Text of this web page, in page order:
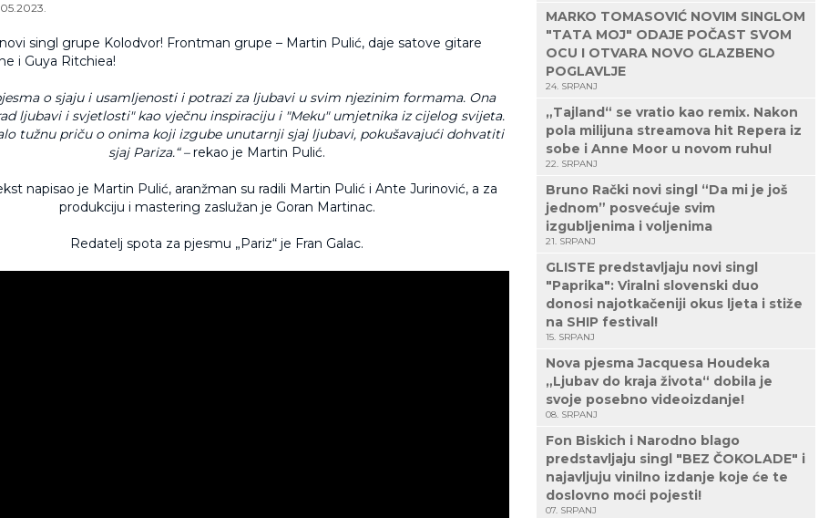
o sjaju i usamljenosti i potrazi za ljubavi u svim njezinim formama. Ona
ljubavi i svjetlosti" kao vječnu inspiraciju i "Meku" umjetnika iz cijelog svijeta.
tužnu priču o onima koji izgube unutarnji sjaj ljubavi, pokušavajući dohvatiti
sjaj Pariza.“ –rekao je Martin Pulić.
napisao je Martin Pulić, aranžman su radili Martin Pulić i Ante Jurinović, a za
produkciju i mastering zaslužan je Goran Martinac.
Redatelj spota za pjesmu „Pariz“ je Fran Galac.
MARKO TOMASOVIĆ NOVIM SINGLOM
"TATA MOJ" ODAJE POČAST SVOM
OCU I OTVARA NOVO GLAZBENO
POGLAVLJE
24. SRPANJ
„Tajland“ se vratio kao remix. Nakon
pola milijuna streamova hit Repera iz
sobe i Anne Moor u novom ruhu!
22. SRPANJ
Bruno Rački novi singl “Da mi je još
jednom” posvećuje svim
izgubljenima i voljenima
21. SRPANJ
GLISTE predstavljaju novi singl
"Paprika": Viralni slovenski duo
donosi najotkačeniji okus ljeta i stiže
na SHIP festival!
15. SRPANJ
Nova pjesma Jacquesa Houdeka
„Ljubav do kraja života“ dobila je
svoje posebno videoizdanje!
08. SRPANJ
Fon Biskich i Narodno blago
predstavljaju singl "BEZ ČOKOLADE" i
najavljuju vinilno izdanje koje će te
doslovno moći pojesti!
07. SRPANJ